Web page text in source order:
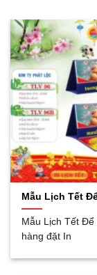
Mẫu Lịch Tết
Mẫu Lịch Tết Để
hàng đặt In